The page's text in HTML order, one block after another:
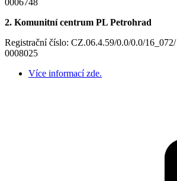
2. Komunitní centrum PL Petrohrad
Registrační číslo: CZ.06.4.59/0.0/0.0/16_072/
0008025
Více informací zde.